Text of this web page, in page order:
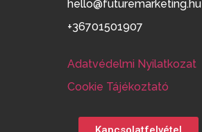
hello@futuremarketing.hu
+36701501907
Adatvédelmi Nyilatkozat
Cookie Tájékoztató